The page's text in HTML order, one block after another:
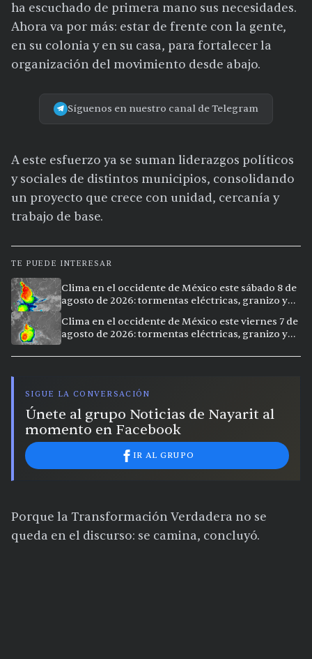
ha escuchado de primera mano sus necesidades.
Ahora va por más: estar de frente con la gente,
en su colonia y en su casa, para fortalecer la
organización del movimiento desde abajo.
Síguenos en nuestro canal de Telegram
A este esfuerzo ya se suman liderazgos políticos
y sociales de distintos municipios, consolidando
un proyecto que crece con unidad, cercanía y
trabajo de base.
TE PUEDE INTERESAR
Clima en el occidente de México este sábado 8 de
agosto de 2026: tormentas eléctricas, granizo y
Clima en el occidente de México este viernes 7 de
agosto de 2026: tormentas eléctricas, granizo y
SIGUE LA CONVERSACIÓN
Únete al grupo Noticias de Nayarit al
momento en Facebook
IR AL GRUPO
Porque la Transformación Verdadera no se
queda en el discurso: se camina, concluyó.